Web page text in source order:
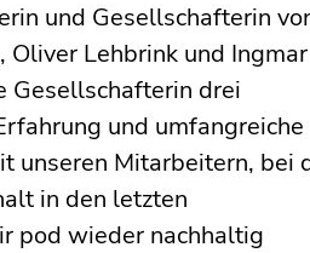
und Gesellschafterin
Oliver Lehbrink und Ingmar
Gesellschafterin drei
und umfangreiche
unseren Mitarbeitern, bei
in den letzten
pod wieder nachhaltig